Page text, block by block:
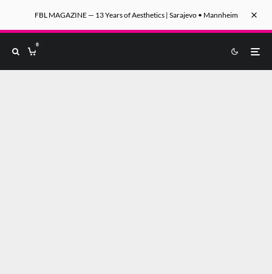
FBL MAGAZINE — 13 Years of Aesthetics | Sarajevo • Mannheim
0